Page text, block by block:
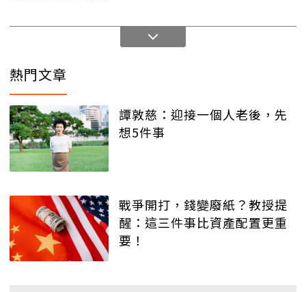
熱門文章
譚敦慈：迎接一個人老後，先
想5件事
戰爭開打，錢變廢紙？教授提
醒：這三件事比資產配置更重
要！